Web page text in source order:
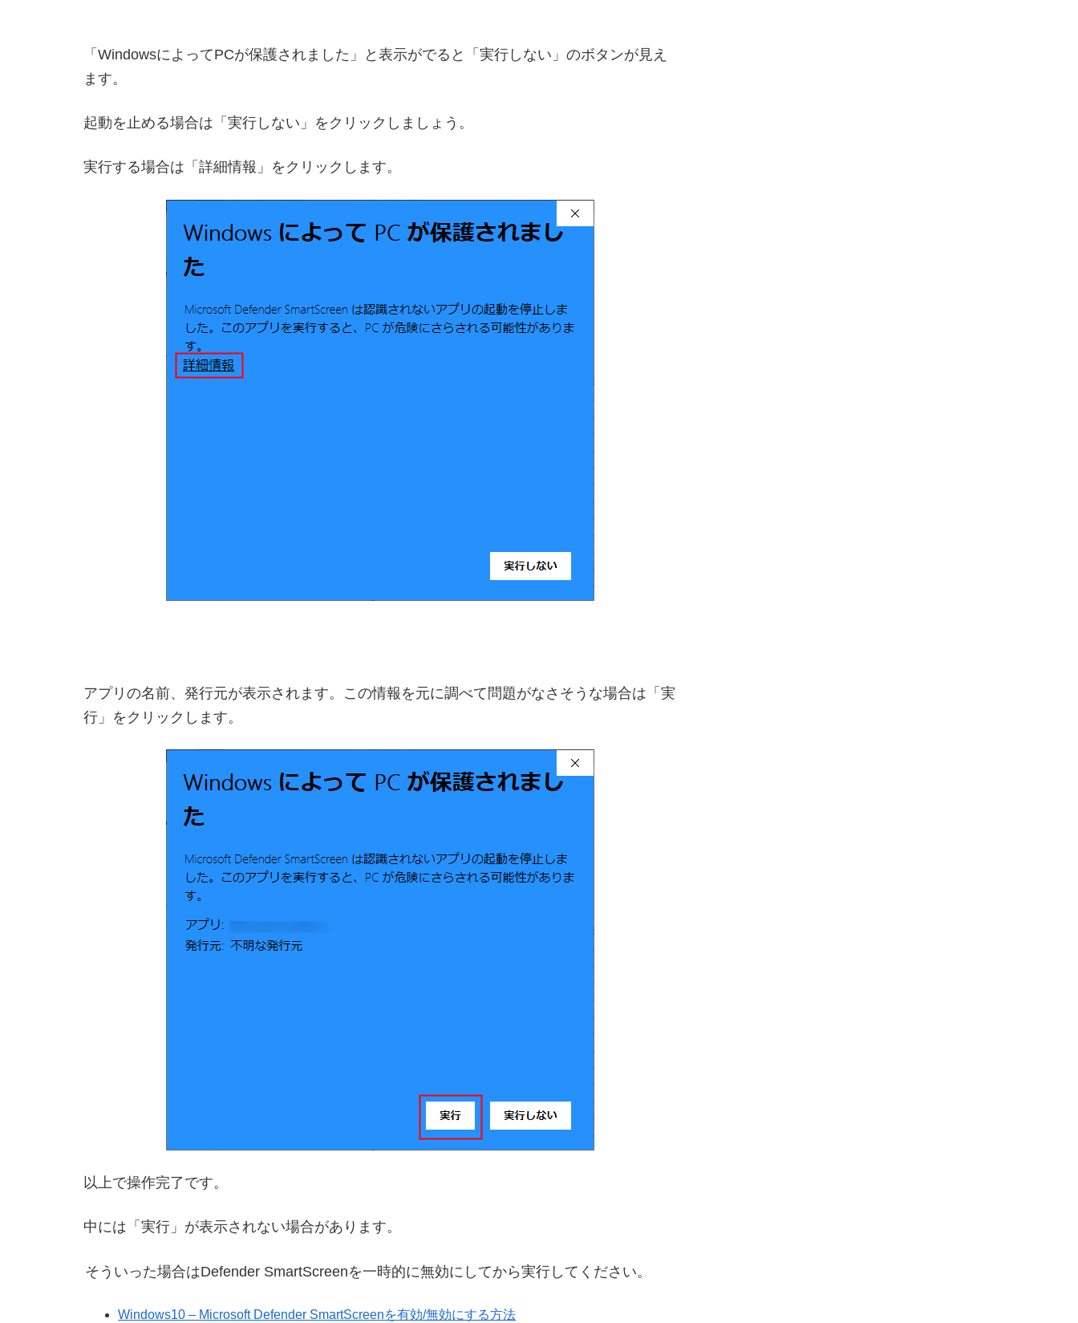
「WindowsによってPCが保護されました」と表示がでると「実行しない」のボタンが見え
ます。
起動を止める場合は「実行しない」をクリックしましょう。
実行する場合は「詳細情報」をクリックします。
アプリの名前、発行元が表示されます。この情報を元に調べて問題がなさそうな場合は「実
行」をクリックします。
以上で操作完了です。
中には「実行」が表示されない場合があります。
そういった場合はDefender SmartScreenを一時的に無効にしてから実行してください。
Windows10 – Microsoft Defender SmartScreenを有効/無効にする方法